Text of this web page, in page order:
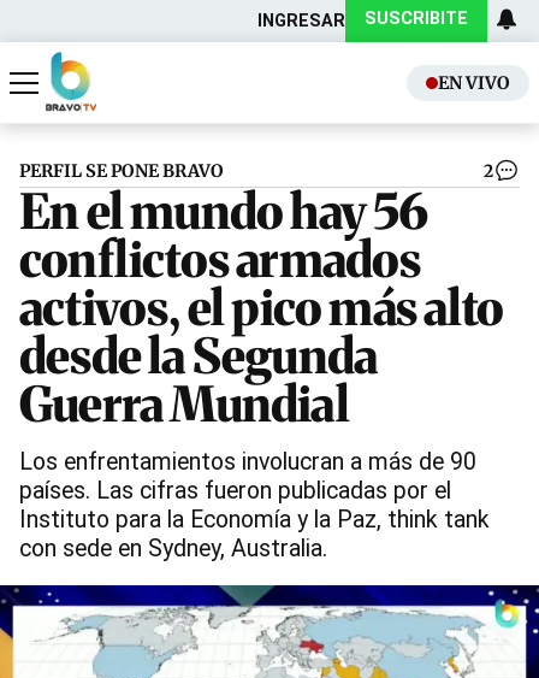
INGRESAR SUSCRIBITE
EN VIVO
Actualidad
Política
PERFIL SE PONE BRAVO 2
En el mundo hay 56
conflictos armados
activos, el pico más alto
desde la Segunda
Guerra Mundial
Los enfrentamientos involucran a más de 90
países. Las cifras fueron publicadas por el
Instituto para la Economía y la Paz, think tank
con sede en Sydney, Australia.